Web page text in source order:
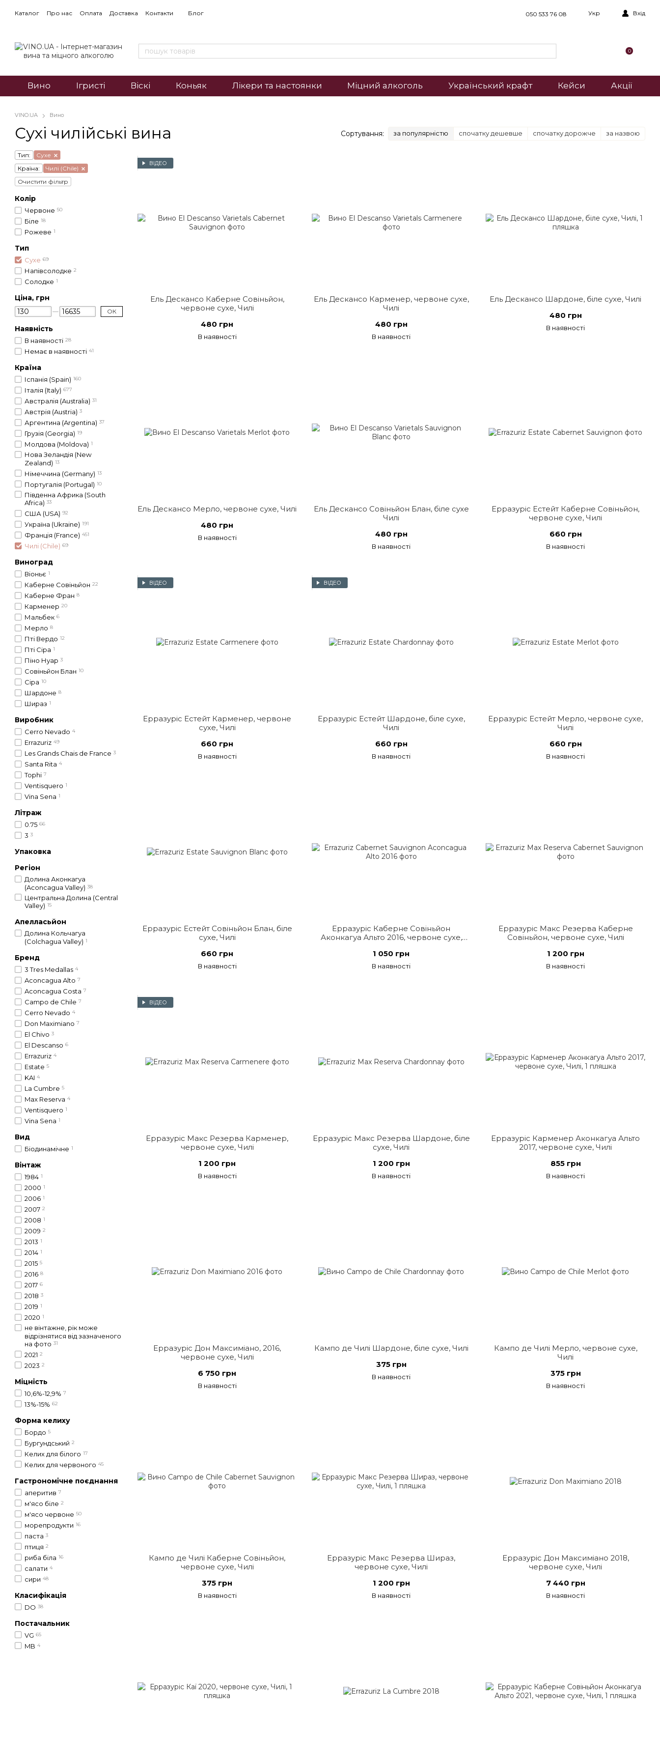
Каталог Про нас Оплата Доставка Контакти Блог 050 533 76 08 Укр Вхід
0
Вино Ігристі Віскі Коньяк Лікери та настоянки Міцний алкоголь Український крафт Кейси Акції
VINO.UA Вино
Сухі чилійські вина Сортування: за популярністю спочатку дешевше спочатку дорожче за назвою
ВІДЕО
Ель Дескансо Каберне Совіньйон,
червоне сухе, Чилі
480 грн
В наявності
Ель Дескансо Карменер, червоне сухе,
Чилі
480 грн
В наявності
Ель Дескансо Шардоне, біле сухе, Чилі
480 грн
В наявності
Ель Дескансо Мерло, червоне сухе, Чилі
480 грн
В наявності
Ель Дескансо Совіньйон Блан, біле сухе
Чилі
480 грн
В наявності
Ерразуріс Естейт Каберне Совіньйон,
червоне сухе, Чилі
660 грн
В наявності
ВІДЕО
Ерразуріс Естейт Карменер, червоне
сухе, Чилі
660 грн
В наявності
ВІДЕО
Ерразуріс Естейт Шардоне, біле сухе,
Чилі
660 грн
В наявності
Ерразуріс Естейт Мерло, червоне сухе,
Чилі
660 грн
В наявності
Ерразуріс Естейт Совіньйон Блан, біле
сухе, Чилі
660 грн
В наявності
Ерразуріс Каберне Совіньйон
Аконкагуа Альто 2016, червоне сухе,
1 050 грн
В наявності
Ерразуріс Макс Резерва Каберне
Совіньйон, червоне сухе, Чилі
1 200 грн
В наявності
ВІДЕО
Ерразуріс Макс Резерва Карменер,
червоне сухе, Чилі
1 200 грн
В наявності
Ерразуріс Макс Резерва Шардоне, біле
сухе, Чилі
1 200 грн
В наявності
Ерразуріс Карменер Аконкагуа Альто
2017, червоне сухе, Чилі
855 грн
В наявності
Ерразуріс Дон Максиміано, 2016,
червоне сухе, Чилі
6 750 грн
В наявності
Кампо де Чилі Шардоне, біле сухе, Чилі
375 грн
В наявності
Кампо де Чилі Мерло, червоне сухе,
Чилі
375 грн
В наявності
Кампо де Чилі Каберне Совіньйон,
червоне сухе, Чилі
375 грн
В наявності
Ерразуріс Макс Резерва Шираз,
червоне сухе, Чилі
1 200 грн
В наявності
Ерразуріс Дон Максиміано 2018,
червоне сухе, Чилі
7 440 грн
В наявності
Тип:
Сухе
Країна:
Чилі (Chile)
Очистити фільтр
Колір
Червоне 50
Біле 18
Рожеве 1
Тип
Сухе 69
Напівсолодке 2
Солодке 1
Ціна, грн
ОК
Наявність
В наявності 28
Немає в наявності 41
Країна
Іспанія (Spain) 160
Італія (Italy) 677
Австралія (Australia) 31
Австрія (Austria) 3
Аргентина (Argentina) 37
Грузія (Georgia) 19
Молдова (Moldova) 1
Нова Зеландія (New
Zealand) 13
Німеччина (Germany) 13
Португалія (Portugal) 10
Південна Африка (South
Africa) 33
США (USA) 92
Україна (Ukraine) 191
Франція (France) 451
Чилі (Chile) 69
Виноград
Віоньє 1
Каберне Совіньйон 22
Каберне Фран 8
Карменер 20
Мальбек 6
Мерло 8
Пті Вердо 12
Пті Сіра 1
Піно Нуар 3
Совіньйон Блан 10
Сіра 10
Шардоне 8
Шираз 1
Виробник
Cerro Nevado 4
Errazuriz 49
Les Grands Chais de France 3
Santa Rita 4
Tophi 7
Ventisquero 1
Vina Sena 1
Літраж
0.75 66
3 3
Упаковка
Регіон
Долина Аконкагуа
(Aconcagua Valley) 38
Центральна Долина (Central
Valley) 15
Апелласьйон
Долина Кольчагуа
(Colchagua Valley) 1
Бренд
3 Tres Medallas 4
Aconcagua Alto 7
Aconcagua Costa 7
Campo de Chile 7
Cerro Nevado 4
Don Maximiano 7
El Chivo 3
El Descanso 6
Errazuriz 4
Estate 5
KAI 4
La Cumbre 5
Max Reserva 4
Ventisquero 1
Vina Sena 1
Вид
Біодинамічне 1
Вінтаж
1984 1
2000 1
2006 1
2007 2
2008 1
2009 2
2013 1
2014 1
2015 5
2016 8
2017 6
2018 3
2019 1
2020 1
не вінтажне, рік може
відрізнятися від зазначеного
на фото 31
2021 2
2023 2
Міцність
10,6%-12,9% 7
13%-15% 62
Форма келиху
Бордо 5
Бургундський 2
Келих для білого 17
Келих для червоного 45
Гастрономічне поєднання
аперитив 7
м'ясо біле 2
м'ясо червоне 50
морепродукти 16
паста 3
птиця 2
риба біла 16
салати 4
сири 48
Класифікація
DO 38
Постачальник
VG 65
MB 4